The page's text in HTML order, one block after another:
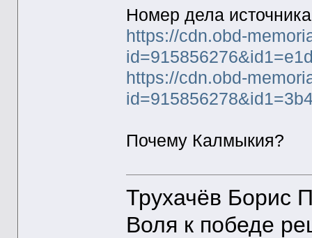
Номер дела
https://cdn.obd-
https://cdn.obd-
Почему Калмыкия?
Трухачёв Борис
Воля к победе